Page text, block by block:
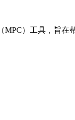
MPC）工具，旨